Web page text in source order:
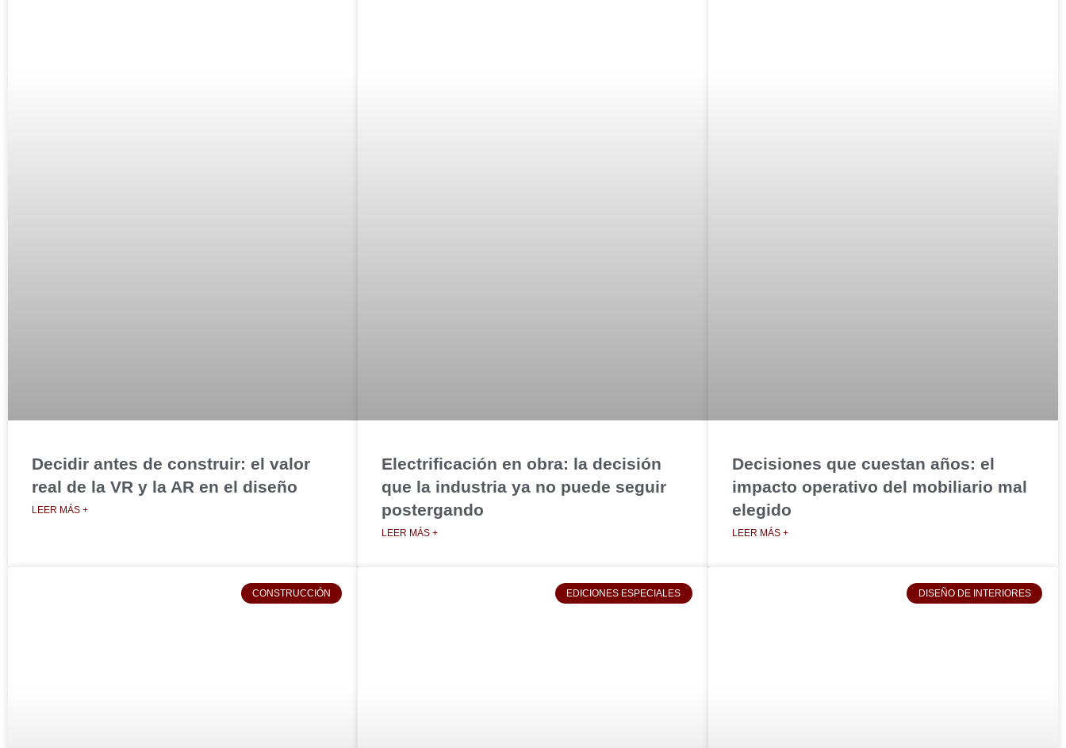
Decidir antes de construir: el valor
real de la VR y la AR en el diseño
LEER MÁS +
Electrificación en obra: la decisión
que la industria ya no puede seguir
postergando
LEER MÁS +
Decisiones que cuestan años: el
impacto operativo del mobiliario mal
elegido
LEER MÁS +
CONSTRUCCIÓN EDICIONES ESPECIALES DISEÑO DE INTERIORES